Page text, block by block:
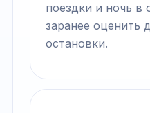
поездки и ночь в
заранее оценить
остановки.